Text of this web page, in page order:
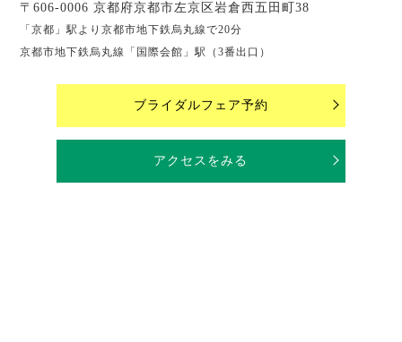
〒606-0006 京都府京都市左京区岩倉西五田町38
「京都」駅より京都市地下鉄烏丸線で20分
京都市地下鉄烏丸線「国際会館」駅（3番出口）
ブライダルフェア予約
アクセスをみる